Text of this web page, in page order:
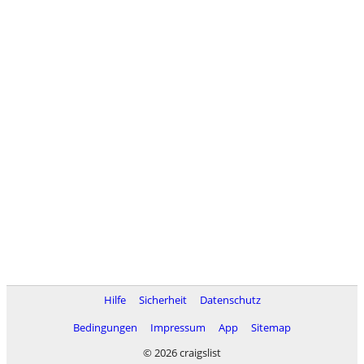
Hilfe Sicherheit
Datenschutz
Bedingungen
Impressum App
Sitemap
© 2026 craigslist